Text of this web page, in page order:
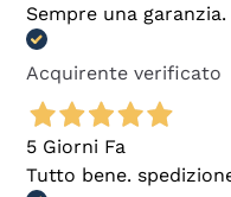
Sempre una garanzia.
Acquirente verificato
5 Giorni Fa
Tutto bene.